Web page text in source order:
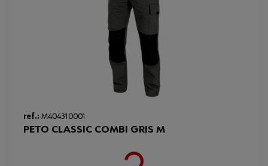
ref.: M404310001
PETO CLASSIC COMBI GRIS M